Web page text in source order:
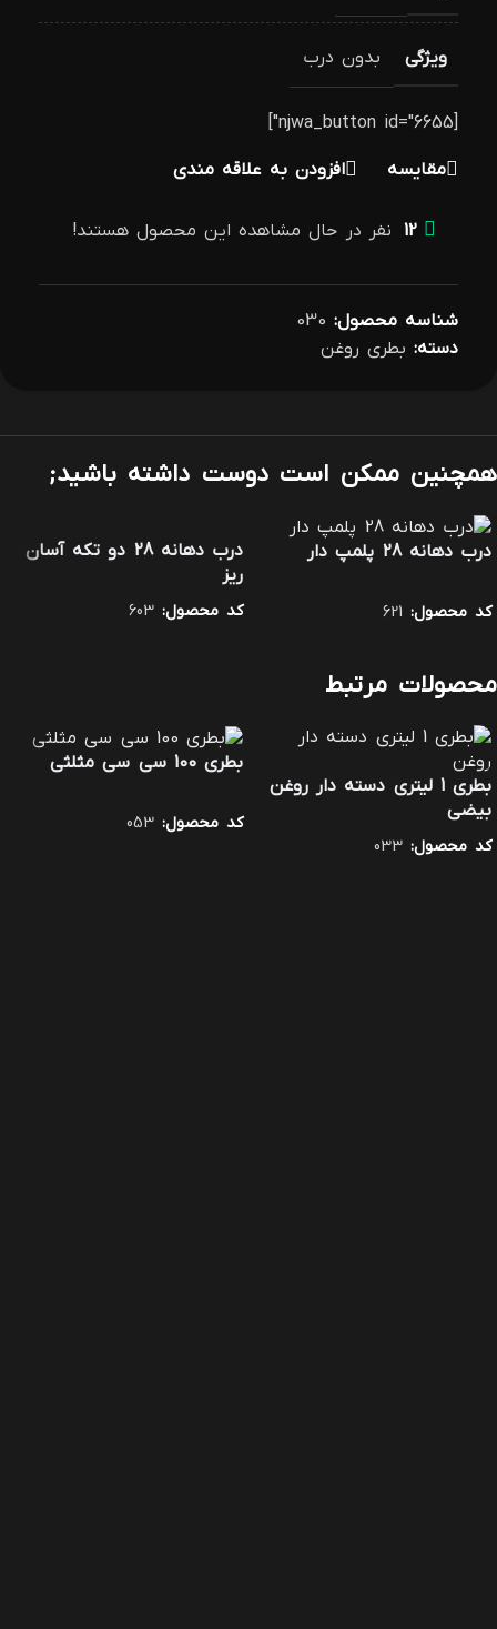
ویژگی بدون درب
[njwa_button id="6655"]
مقایسه افزودن به علاقه مندی
12 نفر در حال مشاهده این محصول هستند!
شناسه محصول: 030
دسته: بطری روغن
همچنین ممکن است دوست داشته باشید;
درب دهانه 28 پلمپ دار
کد محصول: 621
درب دهانه 28 دو تکه آسان
ریز
کد محصول: 603
محصولات مرتبط
بطری 1 لیتری دسته دار روغن
بیضی
کد محصول: 033
بطری 100 سی سی مثلثی
کد محصول: 053